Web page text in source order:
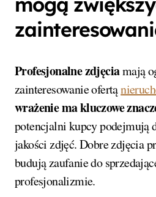
Profesjonalne zdjęciamają
zainteresowanie ofertą
wrażenie ma kluczowe
potencjalni kupcy podejmują
jakości zdjęć. Dobre zdjęcia
budują zaufanie do
profesjonalizmie.